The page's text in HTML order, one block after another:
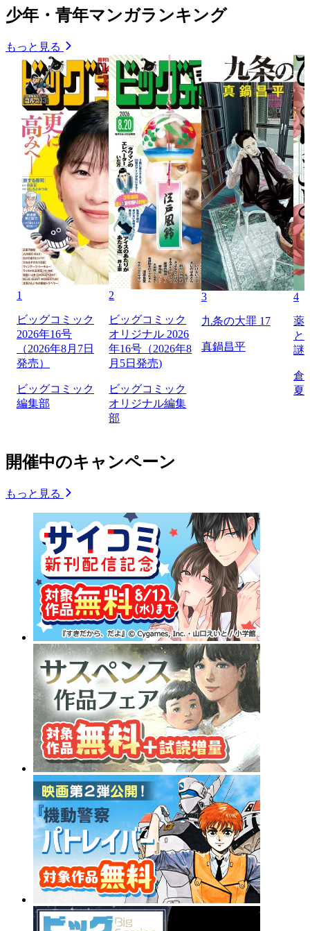
少年・青年マンガランキング
もっと見る
1
ビッグコミック
2026年16号
（2026年8月7日
発売）
ビッグコミック
編集部
2
ビッグコミック
オリジナル 2026
年16号（2026年8
月5日発売)
ビッグコミック
オリジナル編集
部
3
九条の大罪 17
真鍋昌平
4
薬
と
謎
倉
夏
開催中のキャンペーン
もっと見る